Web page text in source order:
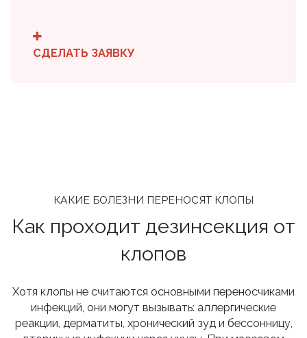
СДЕЛАТЬ ЗАЯВКУ
КАКИЕ БОЛЕЗНИ ПЕРЕНОСЯТ КЛОПЫ
Как проходит дезинсекция от
клопов
Хотя клопы не считаются основными переносчиками
инфекций, они могут вызывать: аллергические
реакции, дерматиты, хронический зуд и бессонницу,